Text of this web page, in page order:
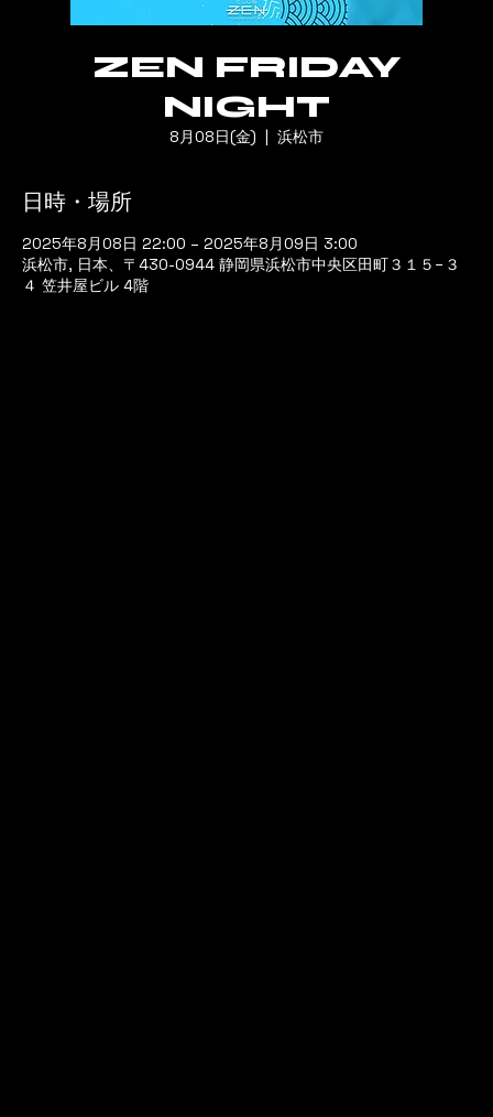
ZEN FRIDAY
NIGHT
8月08日(金)
  |
浜松市
日時・場所
2025年8月08日 22:00 – 2025年8月09日 3:00
浜松市, 日本、〒430-0944 静岡県浜松市中央区田町３１５−３
４ 笠井屋ビル 4階